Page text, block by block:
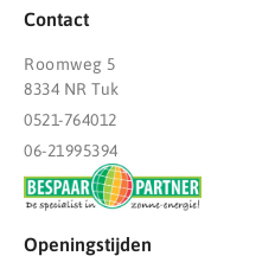
Contact
Roomweg 5
8334 NR Tuk
0521-764012
06-21995394
Openingstijden